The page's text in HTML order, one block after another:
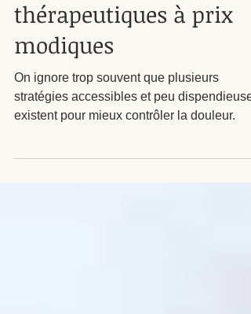
Solutions
thérapeutiques à prix
modiques
On ignore trop souvent que plusieurs